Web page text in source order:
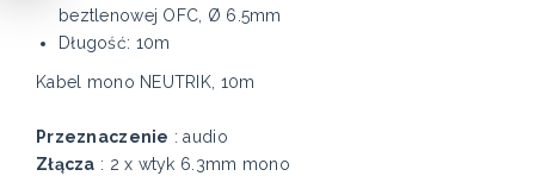
beztlenowej OFC, Ø 6.5mm
Długość: 10m
Kabel mono NEUTRIK, 10m
Przeznaczenie : audio
Złącza : 2 x wtyk 6.3mm mono